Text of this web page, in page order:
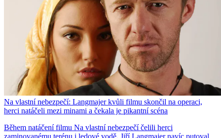
Na vlastní nebezpečí: Langmajer kvůli filmu skončil na operaci,
herci natáčeli mezi minami a čekala je pikantní scéna
Během natáčení filmu Na vlastní nebezpečí čelili herci